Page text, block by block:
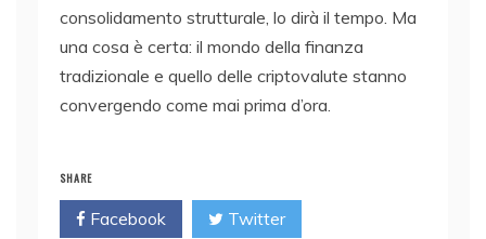
consolidamento strutturale, lo dirà il tempo. Ma
una cosa è certa: il mondo della finanza
tradizionale e quello delle criptovalute stanno
convergendo come mai prima d’ora.
SHARE
Facebook Twitter